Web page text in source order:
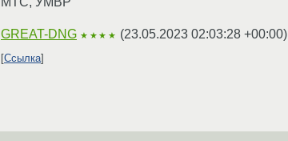
GREAT-DNG ★★★★ (23.05.2023 02:03:28 +00:00)
Ссылка